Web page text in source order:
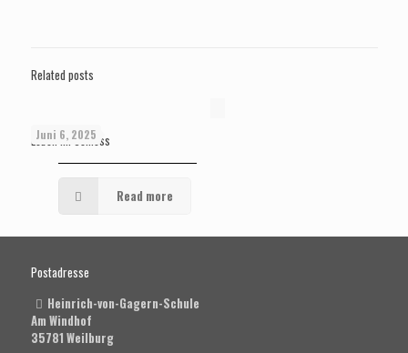
Related posts
Juni 6, 2025
Leben im Schloss
Read more
Postadresse
Heinrich-von-Gagern-Schule
Am Windhof
35781 Weilburg